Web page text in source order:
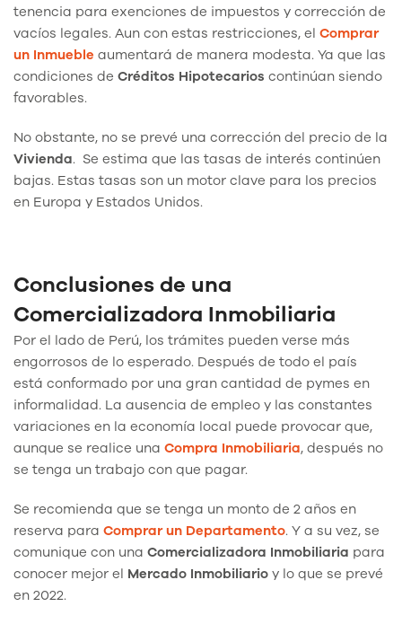
tenencia para exenciones de impuestos y corrección de
vacíos legales. Aun con estas restricciones, el Comprar
un Inmueble aumentará de manera modesta. Ya que las
condiciones de Créditos Hipotecarios continúan siendo
favorables.
No obstante, no se prevé una corrección del precio de la
Vivienda. Se estima que las tasas de interés continúen
bajas. Estas tasas son un motor clave para los precios
en Europa y Estados Unidos.
Conclusiones de una
Comercializadora Inmobiliaria
Por el lado de Perú, los trámites pueden verse más
engorrosos de lo esperado. Después de todo el país
está conformado por una gran cantidad de pymes en
informalidad. La ausencia de empleo y las constantes
variaciones en la economía local puede provocar que,
aunque se realice una Compra Inmobiliaria, después no
se tenga un trabajo con que pagar.
Se recomienda que se tenga un monto de 2 años en
reserva para Comprar un Departamento. Y a su vez, se
comunique con una Comercializadora Inmobiliaria para
conocer mejor el Mercado Inmobiliario y lo que se prevé
en 2022.